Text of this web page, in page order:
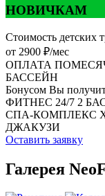
НОВИЧКАМ
Стоимость детских
от 2900 ₽/мес
ОПЛАТА
БАССЕЙН
Бонусом Вы
ФИТНЕС 24/7 2
СПА-КОМПЛЕКС
ДЖАКУЗИ
Оставить заявку
Галерея